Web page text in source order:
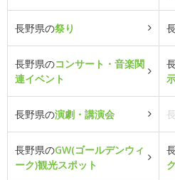
長野県の祭り
長野県のコンサート・音楽関
連イベント
長野県の演劇・講演会
長野県のGW(ゴールデンウィ
ーク)観光スポット
ク